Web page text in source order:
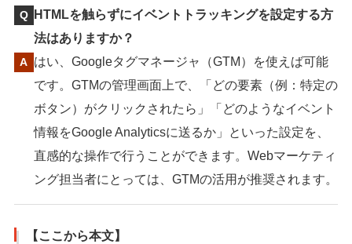
HTMLを触らずにイベントトラッキングを設定する方
法はありますか？
はい、Googleタグマネージャ（GTM）を使えば可能
です。GTMの管理画面上で、「どの要素（例：特定の
ボタン）がクリックされたら」「どのようなイベント
情報をGoogle Analyticsに送るか」といった設定を、
直感的な操作で行うことができます。Webマーケティ
ング担当者にとっては、GTMの活用が推奨されます。
【ここから本文】